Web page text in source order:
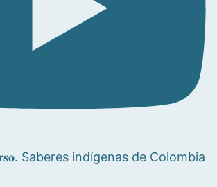
Saberes indígenas de Colombia